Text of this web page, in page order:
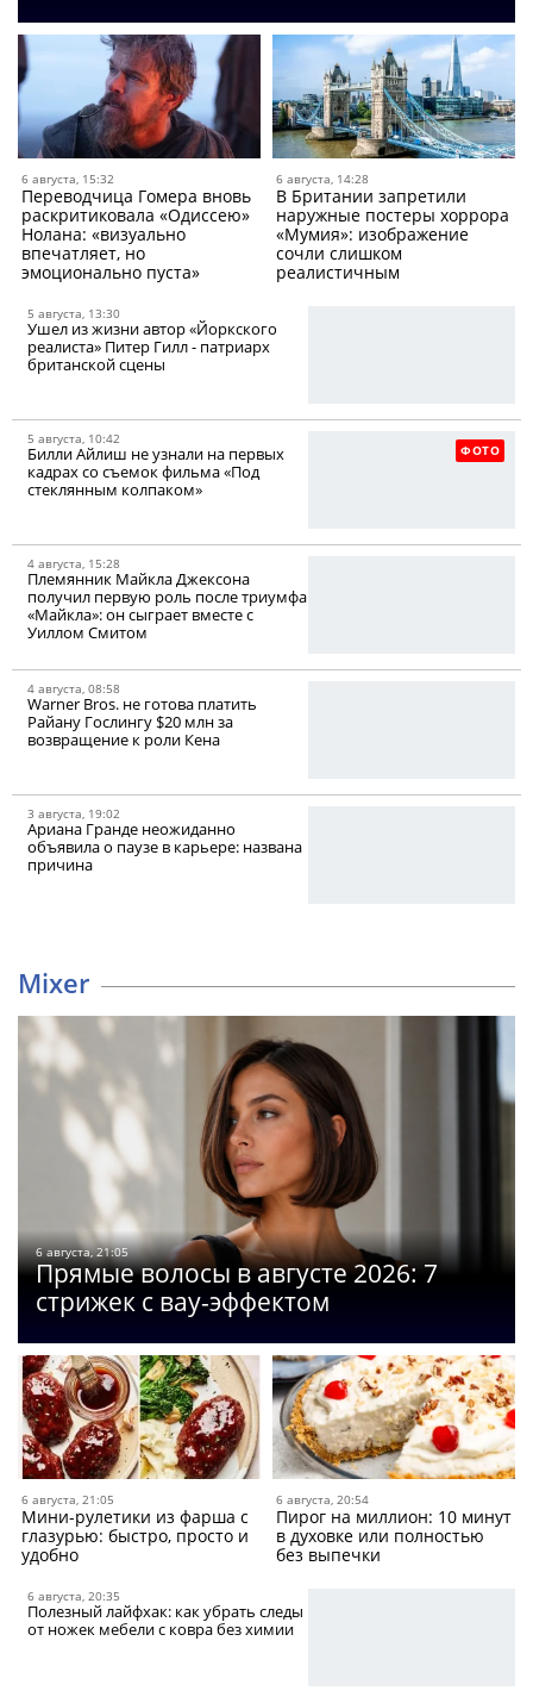
6 августа, 15:32
Переводчица Гомера вновь
раскритиковала «Одиссею»
Нолана: «визуально
впечатляет, но
эмоционально пуста»
6 августа, 14:28
В Британии запретили
наружные постеры хоррора
«Мумия»: изображение
сочли слишком
реалистичным
5 августа, 13:30
Ушел из жизни автор «Йоркского
реалиста» Питер Гилл - патриарх
британской сцены
ФОТО
5 августа, 10:42
Билли Айлиш не узнали на первых
кадрах со съемок фильма «Под
стеклянным колпаком»
4 августа, 15:28
Племянник Майкла Джексона
получил первую роль после триумфа
«Майкла»: он сыграет вместе с
Уиллом Смитом
4 августа, 08:58
Warner Bros. не готова платить
Райану Гослингу $20 млн за
возвращение к роли Кена
3 августа, 19:02
Ариана Гранде неожиданно
объявила о паузе в карьере: названа
причина
Mixer
6 августа, 21:05
Прямые волосы в августе 2026: 7
стрижек с вау-эффектом
6 августа, 21:05
Мини-рулетики из фарша c
глазурью: быстро, просто и
удобно
6 августа, 20:54
Пирог на миллион: 10 минут
в духовке или полностью
без выпечки
6 августа, 20:35
Полезный лайфхак: как убрать следы
от ножек мебели с ковра без химии